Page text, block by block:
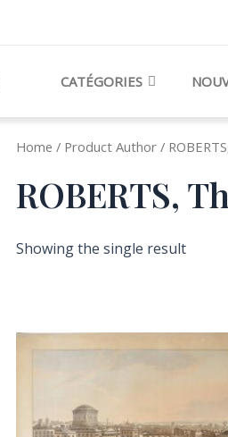
CATÉGORIES
Home / Product Author /
ROBERTS,
Showing the single result